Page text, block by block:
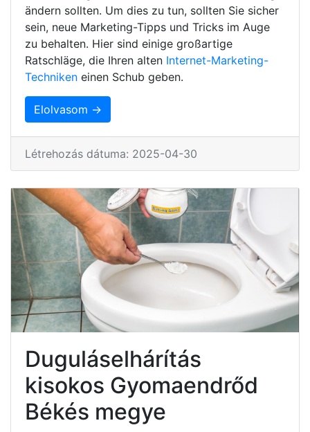
ändern sollten. Um dies zu tun, sollten Sie sicher
sein, neue Marketing-Tipps und Tricks im Auge
zu behalten. Hier sind einige großartige
Ratschläge, die Ihren alten Internet-Marketing-
Techniken einen Schub geben.
Elolvasom →
Létrehozás dátuma: 2025-04-30
Duguláselhárítás
kisokos Gyomaendrőd
Békés megye